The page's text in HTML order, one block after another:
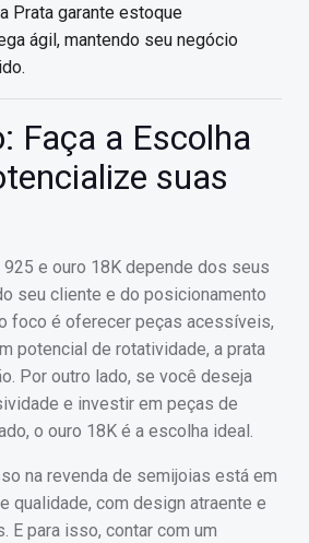
Prata garante estoque
ágil, mantendo seu negócio
Faça a Escolha
suas
925 e ouro 18K depende dos seus
seu cliente e do posicionamento
foco é oferecer peças acessíveis,
potencial de rotatividade, a prata
Por outro lado, se você deseja
e investir em peças de
o ouro 18K é a escolha ideal.
na revenda de semijoias está em
qualidade, com design atraente e
E para isso, contar com um